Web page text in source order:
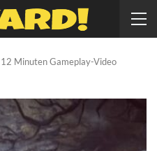
Minuten Gameplay-Video